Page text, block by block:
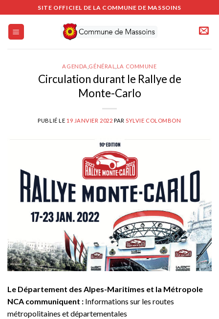
au
contenu
SITE OFFICIEL DE LA COMMUNE DE MASSOINS
AGENDA GÉNÉRAL LA COMMUNE
Circulation durant le Rallye de
Monte-Carlo
PUBLIÉ LE 19 JANVIER 2022 PAR SYLVIE COLOMBON
Le Département des Alpes-Maritimes et la Métropole
NCA communiquent : Informations sur les routes
métropolitaines et départementales